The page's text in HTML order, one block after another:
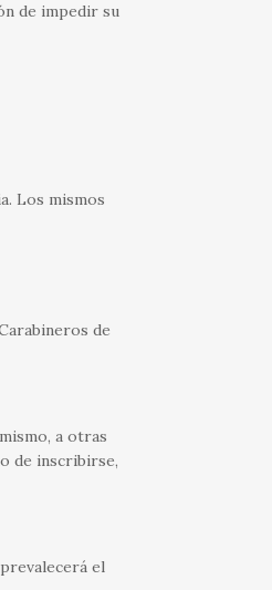
de impedir su
Los mismos
de
a otras
de inscribirse,
el